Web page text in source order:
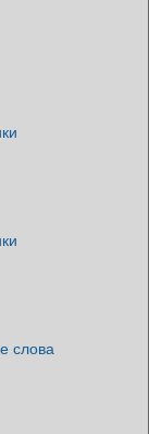
слова